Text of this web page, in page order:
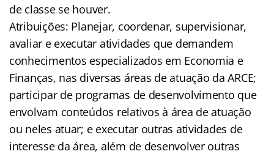
de classe se houver.
Atribuições: Planejar, coordenar, supervisionar,
avaliar e executar atividades que demandem
conhecimentos especializados em Economia e
Finanças, nas diversas áreas de atuação da ARCE;
participar de programas de desenvolvimento que
envolvam conteúdos relativos à área de atuação
ou neles atuar; e executar outras atividades de
interesse da área, além de desenvolver outras